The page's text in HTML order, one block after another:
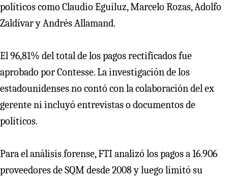
políticos como Claudio Eguiluz, Marcelo Rozas, Adolfo
Zaldívar y Andrés Allamand.
El 96,81% del total de los pagos rectificados fue
aprobado por Contesse. La investigación de los
estadounidenses no contó con la colaboración del ex
gerente ni incluyó entrevistas o documentos de
políticos.
Para el análisis forense, FTI analizó los pagos a 16.906
proveedores de SQM desde 2008 y luego limitó su